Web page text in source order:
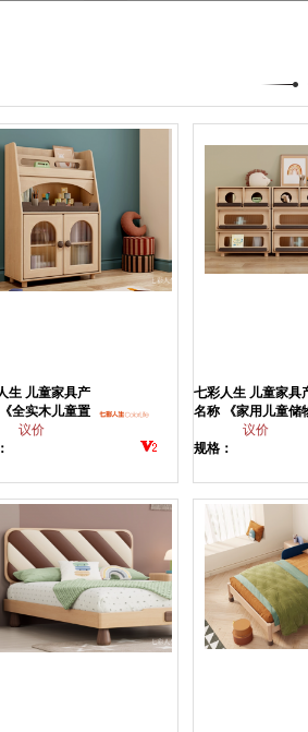
生 儿童家具产
全实木儿童置
议价
七彩人生 儿童家具
品
名称 《家用儿童储
议价
规格：